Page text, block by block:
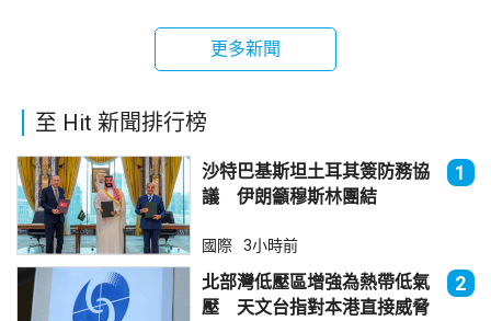
更多新聞
至 Hit 新聞排行榜
沙特巴基斯坦土耳其簽防務協
議 伊朗籲穆斯林團結
1
國際 3小時前
北部灣低壓區增強為熱帶低氣
壓 天文台指對本港直接威脅
2